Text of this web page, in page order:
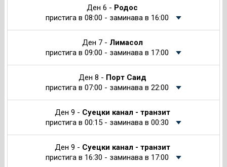
Ден 6 - Родос
пристига в 08:00 - заминава в 16:00
Ден 7 - Лимасол
пристига в 09:00 - заминава в 17:00
Ден 8 - Порт Саид
пристига в 07:00 - заминава в 22:00
Ден 9 - Суецки канал - транзит
пристига в 00:15 - заминава в 00:30
Ден 9 - Суецки канал - транзит
пристига в 16:30 - заминава в 17:00